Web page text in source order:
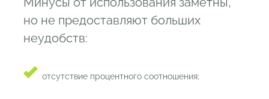
но не предоставляют больших
неудобств:
отсутствие процентного соотношения;